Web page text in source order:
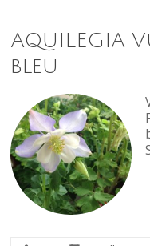
AQUILEGIA
bleu